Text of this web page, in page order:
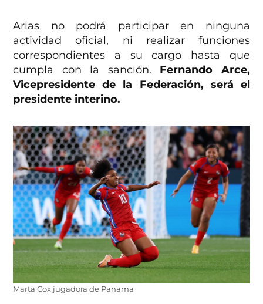
Arias no podrá participar en ninguna
actividad oficial, ni realizar funciones
correspondientes a su cargo hasta que
cumpla con la sanción. Fernando Arce,
Vicepresidente de la Federación, será el
presidente interino.
Marta Cox jugadora de Panama